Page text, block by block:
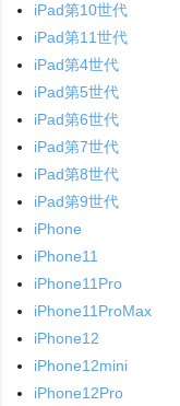
iPad第10世代
iPad第11世代
iPad第4世代
iPad第5世代
iPad第6世代
iPad第7世代
iPad第8世代
iPad第9世代
iPhone
iPhone11
iPhone11Pro
iPhone11ProMax
iPhone12
iPhone12mini
iPhone12Pro